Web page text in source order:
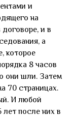
и
на
и в
а
которое
8 часов
они шли. Затем
70 страницах.
И любой
лет после них в